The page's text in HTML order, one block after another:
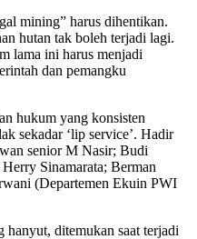
mining” harus dihentikan.
hutan tak boleh terjadi lagi.
lama ini harus menjadi
dan pemangku
hukum yang konsisten
sekadar ‘lip service’. Hadir
senior M Nasir; Budi
Sinamarata; Berman
(Departemen Ekuin PWI
ditemukan saat terjadi